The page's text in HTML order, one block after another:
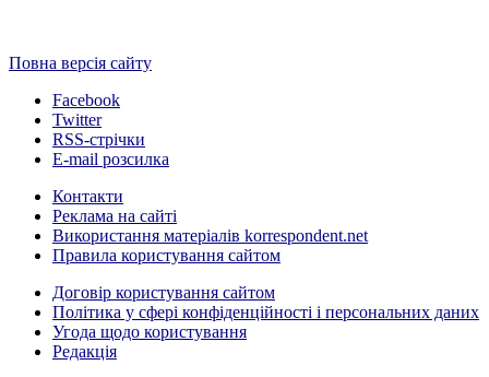
Повна версія сайту
Facebook
Twitter
RSS-стрічки
E-mail розсилка
Контакти
Реклама на сайті
Використання матеріалів korrespondent.net
Правила користування сайтом
Договір користування сайтом
Політика у сфері конфіденційності і персональних даних
Угода щодо користування
Редакція